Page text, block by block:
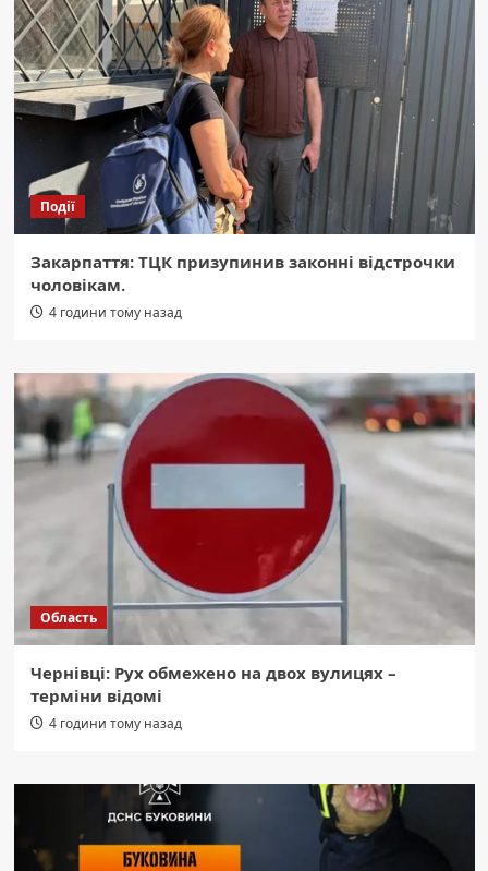
Події
Закарпаття: ТЦК призупинив законні відстрочки
чоловікам.
4 години тому назад
Область
Чернівці: Рух обмежено на двох вулицях –
терміни відомі
4 години тому назад